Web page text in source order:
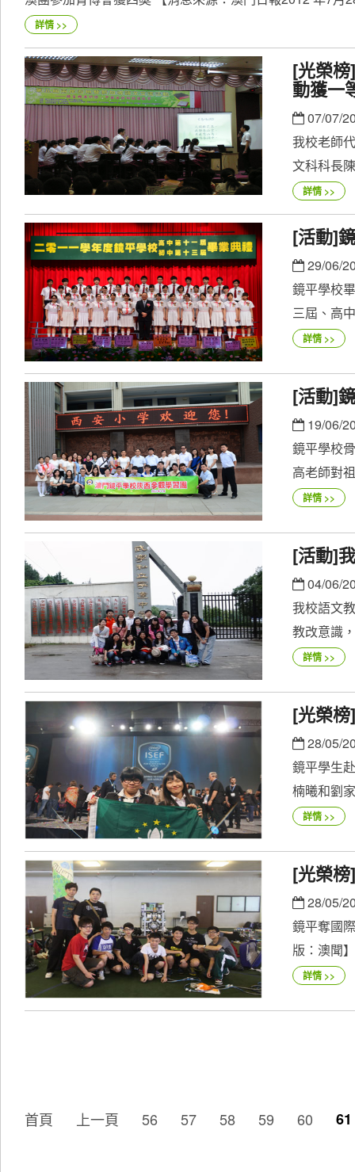
詳情 >>
[光榮
動獲一
07/07/
我校老師
文科科長
詳情 >>
[活動]
29/06/
鏡平學校
三屆、高
詳情 >>
[活動]
19/06/
鏡平學校
高老師對
詳情 >>
[活動]
04/06/
我校語文
教改意識
詳情 >>
[光榮
28/05/
鏡平學生
楠曦和劉
詳情 >>
[光榮
28/05/
鏡平奪國
版：澳聞
詳情 >>
首頁 上一頁 56 57 58 59 60 61